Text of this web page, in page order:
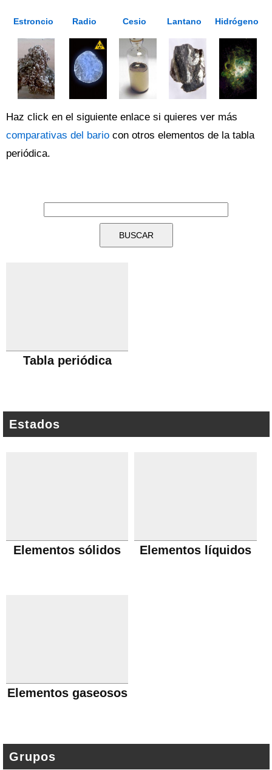
Estroncio Radio Cesio Lantano Hidrógeno
Haz click en el siguiente enlace si quieres ver más
comparativas del bario con otros elementos de la tabla
periódica.
Tabla periódica
Estados
Elementos sólidos Elementos líquidos
Elementos gaseosos
Grupos